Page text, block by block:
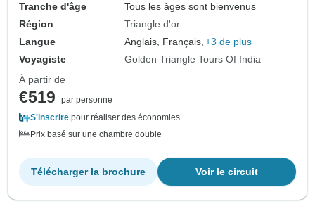
Tranche d'âge
Tous les âges sont bienvenus
Région
Triangle d'or
Langue
Anglais, Français, +3 de plus
Voyagiste
Golden Triangle Tours Of India
À partir de
€519
par personne
S'inscrire pour réaliser des économies
Prix basé sur une chambre double
Voir le circuit
Télécharger la brochure